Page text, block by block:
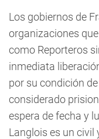
Los gobiernos de
organizaciones
como Reporteros
inmediata
por su condición
considerado
espera de fecha y
Langlois es un civil